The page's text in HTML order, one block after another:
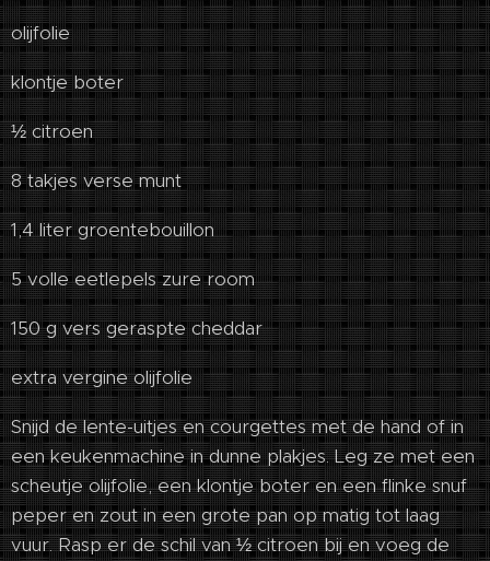
olijfolie
klontje boter
½ citroen
8 takjes verse munt
1,4 liter groentebouillon
5 volle eetlepels zure room
150 g vers geraspte cheddar
extra vergine olijfolie
Snijd de lente-uitjes en courgettes met de hand of in
een keukenmachine in dunne plakjes. Leg ze met een
scheutje olijfolie, een klontje boter en een flinke snuf
peper en zout in een grote pan op matig tot laag
vuur. Rasp er de schil van ½ citroen bij en voeg de